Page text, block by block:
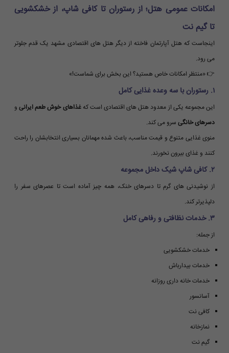
امکانات عمومی هتل؛ از رستوران تا کافی شاپ، از خشکشویی
تا گیم نت
اینجاست که هتل آپارتمان فاخته از دیگر هتل های اقتصادی مشهد یک قدم جلوتر
می رود.
👉 «منتظر امکانات خاص هستید؟ این بخش برای شماست!»
۱. رستوران با سه وعده غذایی کامل
این مجموعه یکی از معدود هتل های اقتصادی است کهغذاهای خوش طعم ایرانیو
دسرهای خانگی سرو می کند.
منوی غذایی متنوع و قیمت مناسب، باعث شده مهمانان بسیاری انتخابشان را راحت
کنند و غذای بیرون نخورند.
۲. کافی شاپ شیک داخل مجموعه
از نوشیدنی های گرم تا دسرهای خنک، همه چیز آماده است تا عصرهای سفر را
دلپذیرتر کند.
۳. خدمات نظافتی و رفاهی کامل
از جمله:
خدمات خشکشویی
خدمات بیدارباش
خدمات خانه داری روزانه
آسانسور
کافی نت
نمازخانه
گیم نت